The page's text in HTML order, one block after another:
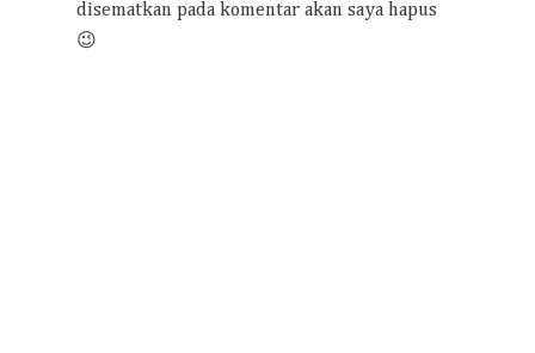
disematkan pada komentar akan saya hapus
😉